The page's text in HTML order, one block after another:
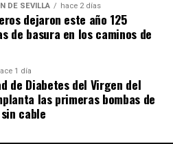
DE SEVILLA hace 2 días
dejaron este año 125
de basura en los caminos de
1 día
de Diabetes del Virgen del
las primeras bombas de
cable